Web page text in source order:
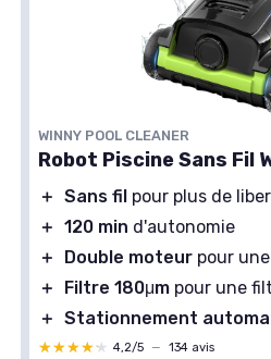
WINNY POOL CLEANER
Robot Piscine Sans Fil
＋ Sans fil pour plus de
＋ 120 min d'autonomie
＋
Double moteur pour
＋
Filtre 180μm pour une
＋ Stationnement
★★★★★
★★★★★ 4,2/5 — 134 avis